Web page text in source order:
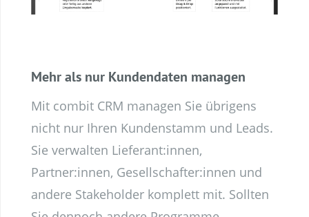
Mehr als nur Kundendaten managen
Mit combit CRM managen Sie übrigens
nicht nur Ihren Kundenstamm und Leads.
Sie verwalten Lieferant:innen,
Partner:innen, Gesellschafter:innen und
andere Stakeholder komplett mit. Sollten